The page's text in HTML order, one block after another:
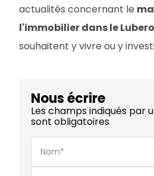
actualités concernant le
l'immobilier dans le
souhaitent y vivre ou y
Nous écrire
Les champs indiqués par
sont obligatoires
Nom*